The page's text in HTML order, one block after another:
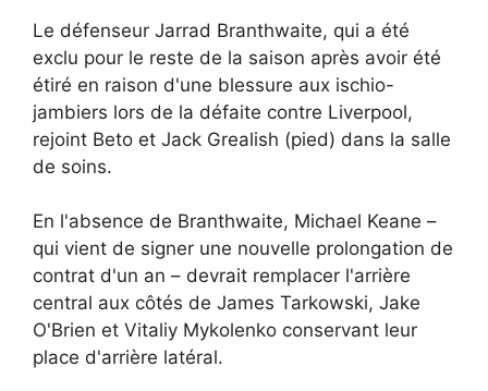
Le défenseur Jarrad Branthwaite, qui a été
exclu pour le reste de la saison après avoir été
étiré en raison d'une blessure aux ischio-
jambiers lors de la défaite contre Liverpool,
rejoint Beto et Jack Grealish (pied) dans la salle
de soins.
En l'absence de Branthwaite, Michael Keane –
qui vient de signer une nouvelle prolongation de
contrat d'un an – devrait remplacer l'arrière
central aux côtés de James Tarkowski, Jake
O'Brien et Vitaliy Mykolenko conservant leur
place d'arrière latéral.